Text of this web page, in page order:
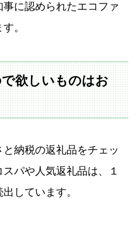
に認められたエコファ
。
欲しいものはお
納税の返礼品をチェッ
パや人気返礼品は、１
しています。